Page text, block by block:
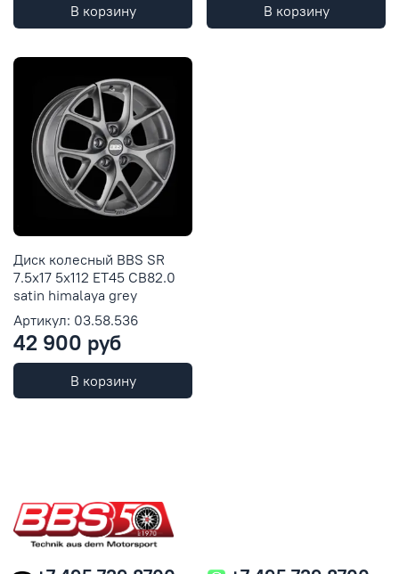
В корзину В корзину
Диск колесный BBS SR
7.5x17 5x112 ET45 CB82.0
satin himalaya grey
Артикул: 03.58.536
42 900 руб
В корзину